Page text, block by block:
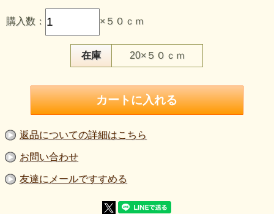
【品 番】g1341
【商品名】インターシャージャガードニット 植物柄 ダーク
ネイビー
【価 格】700円＋消費税（50cm単位）
【素 材】ポリエステル：68％ レーヨン：32％
【生地幅】124cm
【販売単位】50cm単位になります。
【生地の伸び】タテ・ヨコに伸びる
【ボタンのサイズ】比較用ボタン直径2cm
深みのあるダークネイビーをベースに、
ードニットです。
柄は主張しすぎず、無地感覚に近い印象で取り入れやすいの
が特徴。
インターシャ織りならではの立体感があり、
表情豊かでありながら、やわらかな手触り。
購入数： ×５０ｃｍ
在庫 20×５０ｃｍ
返品についての詳細はこちら
お問い合わせ
友達にメールですすめる